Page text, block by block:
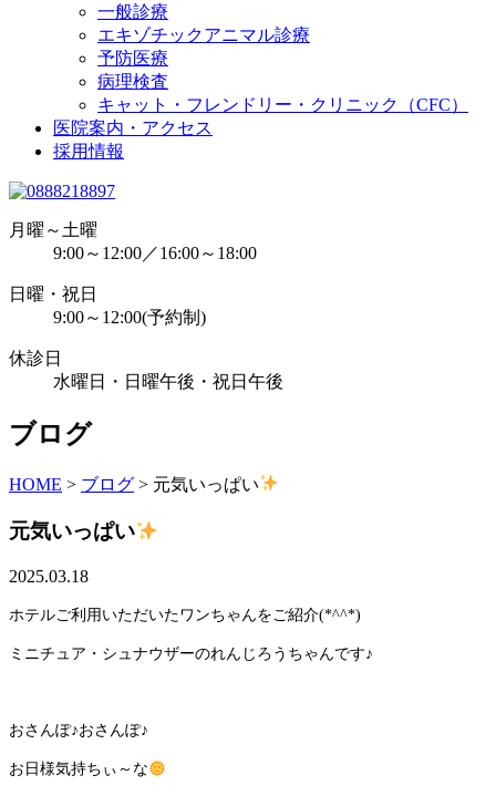
一般診療
エキゾチックアニマル診療
予防医療
病理検査
キャット・フレンドリー・クリニック（CFC）
医院案内・アクセス
採用情報
月曜～土曜
9:00～12:00／16:00～18:00
日曜・祝日
9:00～12:00(予約制)
休診日
水曜日・日曜午後・祝日午後
ブログ
HOME > ブログ > 元気いっぱい
元気いっぱい
2025.03.18
ホテルご利用いただいたワンちゃんをご紹介(*^^*)
ミニチュア・シュナウザーのれんじろうちゃんです♪
おさんぽ♪おさんぽ♪
お日様気持ちぃ～な